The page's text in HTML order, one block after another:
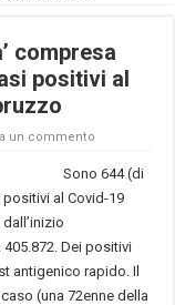
compresa
positivi al
un commento
Sono 644 (di
positivi al Covid-19
Dei positivi
antigenico rapido. Il
(una 72enne della